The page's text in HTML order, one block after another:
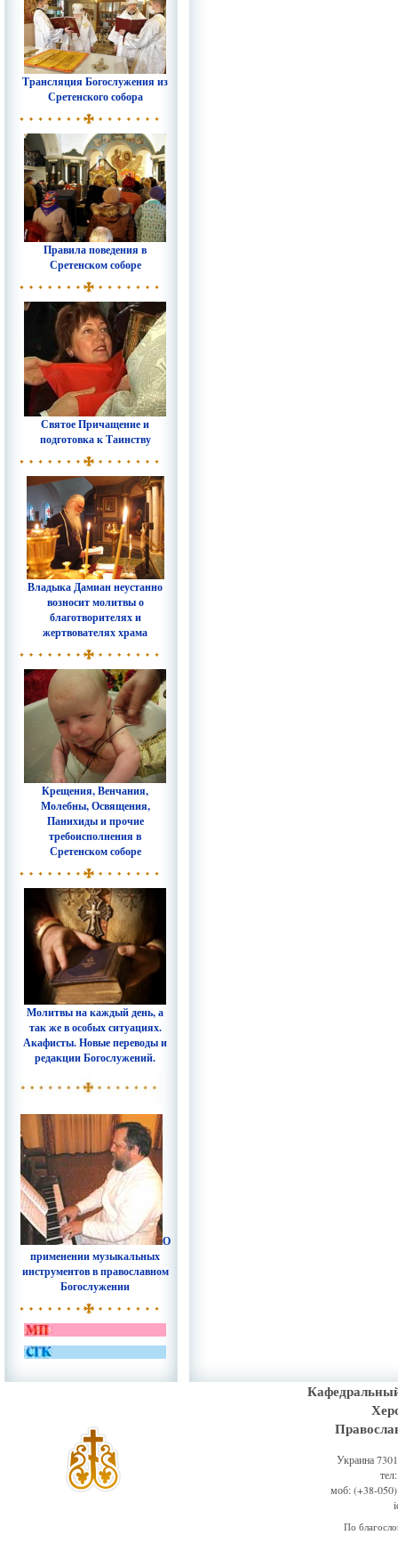
Трансляция Богослужения из
Сретенского собора
Правила поведения в
Сретенском соборе
Святое Причащение и
подготовка к Таинству
Владыка Дамиан неустанно
возносит молитвы о
благотворителях и
жертвователях храма
Крещения, Венчания,
Молебны, Освящения,
Панихиды и прочие
требоисполнения в
Сретенском соборе
Молитвы на каждый день, а
так же в особых ситуациях.
Акафисты. Новые переводы и
редакции Богослужений.
О
применении музыкальных
инструментов в православном
Богослужении
Украина
моб: (+38-
По